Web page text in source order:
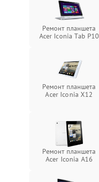
Ремонт планшета
Acer Iconia Tab P10
Ремонт планшета
Acer Iconia X12
Ремонт планшета
Acer Iconia A16